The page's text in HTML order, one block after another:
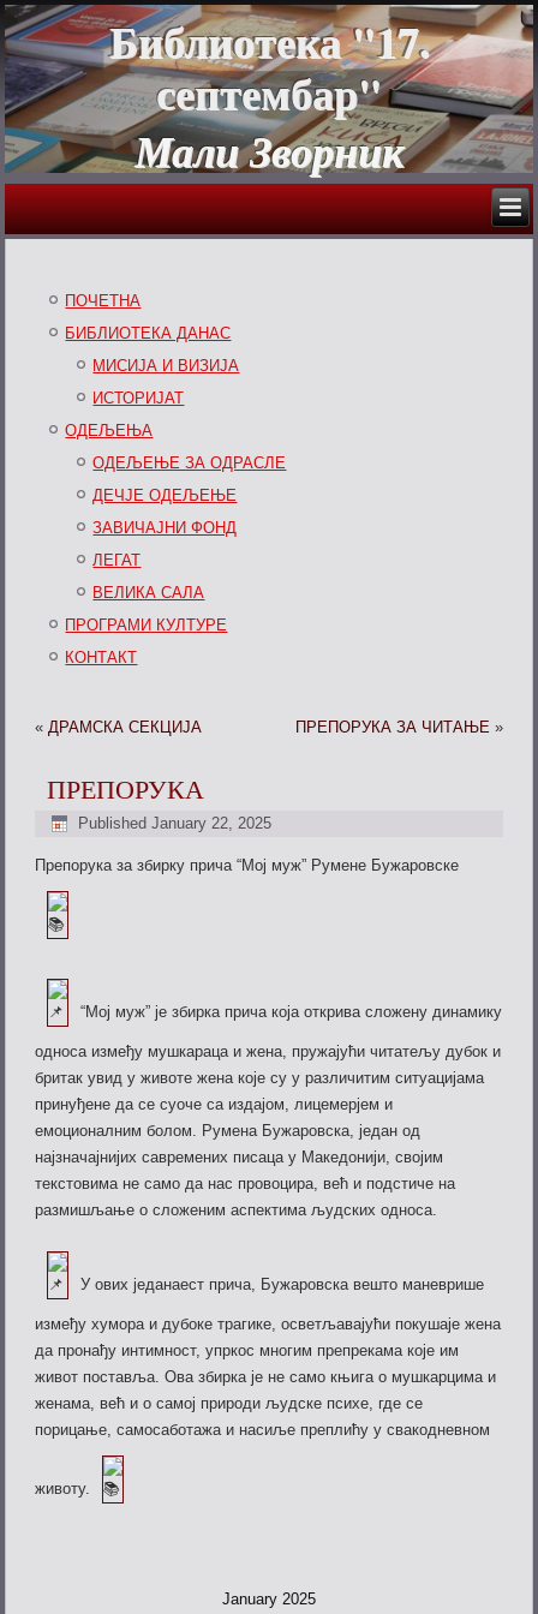
Библиотека "17.
септембар"
Мали Зворник
ПОЧЕТНА
БИБЛИОТЕКА ДАНАС
МИСИЈА И ВИЗИЈА
ИСТОРИЈАТ
ОДЕЉЕЊА
ОДЕЉЕЊЕ ЗА ОДРАСЛЕ
ДЕЧЈЕ ОДЕЉЕЊЕ
ЗАВИЧАЈНИ ФОНД
ЛЕГАТ
ВЕЛИКА САЛА
ПРОГРАМИ КУЛТУРЕ
КОНТАКТ
«ДРАМСКА СЕКЦИЈА ПРЕПОРУКА ЗА ЧИТАЊЕ»
ПРЕПОРУКА
Published January 22, 2025
Препорука за збирку прича “Мој муж” Румене Бужаровске
“Мој муж” је збирка прича која открива сложену динамику
односа између мушкараца и жена, пружајући читатељу дубок и
бритак увид у животе жена које су у различитим ситуацијама
принуђене да се суоче са издајом, лицемерјем и
емоционалним болом. Румена Бужаровска, један од
најзначајнијих савремених писаца у Македонији, својим
текстовима не само да нас провоцира, већ и подстиче на
размишљање о сложеним аспектима људскиходноса.
У ових једанаест прича, Бужаровска вешто маневрише
између хумора и дубоке трагике, осветљавајући покушаје жена
да пронађу интимност, упркос многим препрекама које им
живот поставља. Ова збирка је не само књига о мушкарцима и
женама, већ и о самој природи људске психе, где се
порицање, самосаботажа и насиље преплићу у свакодневном
животу.
January 2025